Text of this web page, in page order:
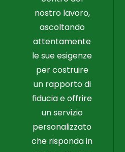
nostro lavoro,
ascoltando
attentamente
le sue esigenze
per costruire
un rapporto di
fiducia e offrire
un servizio
personalizzato
che risponda in